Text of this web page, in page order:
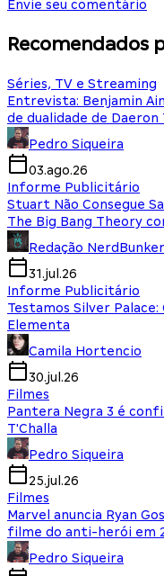
Envie seu comentário
Recomendados
Séries, TV e Streaming
Entrevista: Benjamin
de dualidade de Daeron
Pedro Siqueira
03.ago.26
Informe Publicitário
Stuart Não Consegue
The Big Bang Theory
Redação NerdBunker
31.jul.26
Informe Publicitário
Testamos Silver
Elementa
Camila Hortencio
30.jul.26
Filmes
Pantera Negra 3 é
T'Challa
Pedro Siqueira
25.jul.26
Filmes
Marvel anuncia Ryan
filme do anti-herói em
Pedro Siqueira